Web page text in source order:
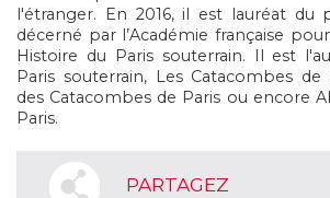
l'étranger. En 2016, il est lauréat du
décerné par l’Académie française
Histoire du Paris souterrain. Il est
Paris souterrain, Les Catacombes
des Catacombes de Paris ou encore
Paris.
PARTAGEZ